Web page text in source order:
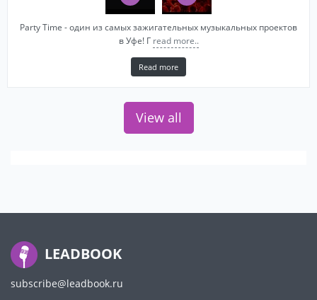
Party Time - один из самых зажигательных музыкальных проектов
в Уфе! Г read more..
Read more
View all
LEADBOOK
subscribe@leadbook.ru